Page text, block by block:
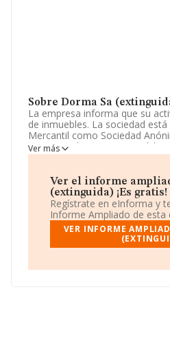
Sobre Dorma Sa
La empresa informa que su
de inmuebles. La sociedad
Mercantil como Sociedad
corresponde a 6820 con código
inmobiliarios por cuenta
No ha habido variación en
empleados con respecto al
datos disponibles en
por encima de la media de
Es posible ponerse en
Ver más
Ver el informe
(extinguida) ¡Es gratis!
Regístrate en eInforma y
Informe Ampliado de esta
VER INFORME